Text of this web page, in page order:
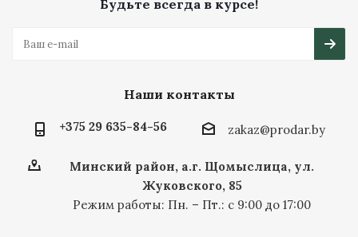
Будьте всегда в курсе!
Наши контакты
+375 29 635-84-56 zakaz@prodar.by
Минский район, а.г. Щомыслица, ул.
Жуковского, 85
Режим работы: Пн. – Пт.: с 9:00 до 17:00